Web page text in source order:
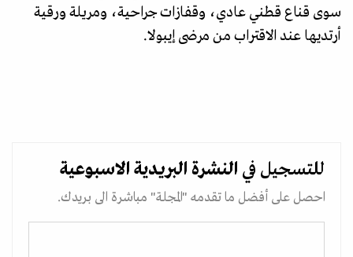
سوى قناع قطني عادي، وقفازات جراحية، ومريلة ورقية
أرتديها عند الاقتراب من مرضى إيبولا.
للتسجيل في النشرة البريدية الاسبوعية
احصل على أفضل ما تقدمه "المجلة" مباشرة الى بريدك.